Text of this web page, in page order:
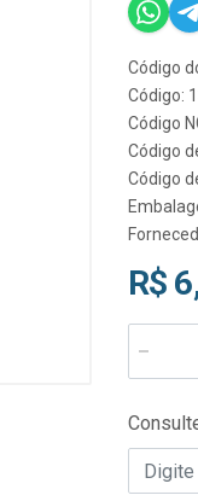
Código
Código:
Código
Código
Código
R$